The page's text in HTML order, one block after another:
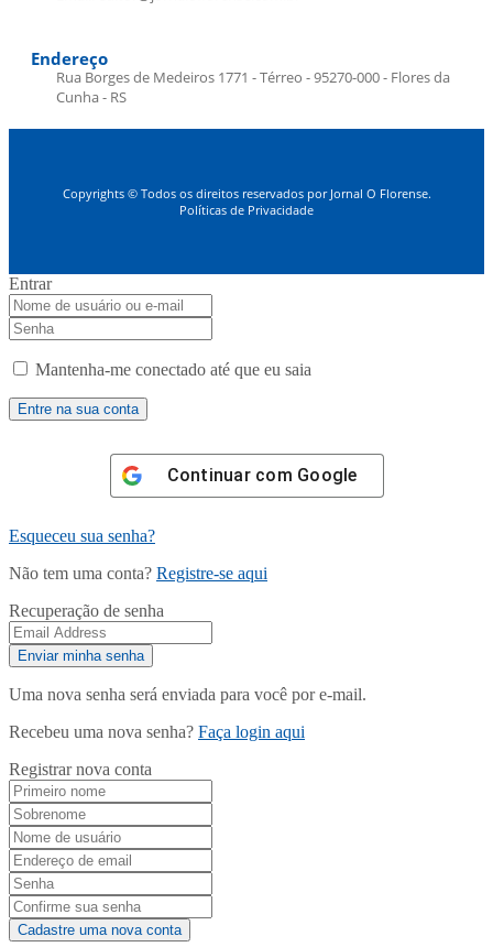
Endereço
Rua Borges de Medeiros 1771 - Térreo - 95270-000 - Flores da
Cunha - RS
Copyrights © Todos os direitos reservados por Jornal O Florense.
Políticas de Privacidade
Entrar
Mantenha-me conectado até que eu saia
Continuar com Google
Esqueceu sua senha?
Não tem uma conta? Registre-se aqui
Recuperação de senha
Uma nova senha será enviada para você por e-mail.
Recebeu uma nova senha? Faça login aqui
Registrar nova conta